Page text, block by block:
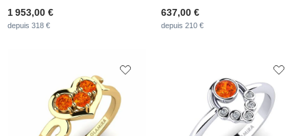
1 953,00 €
depuis 318 €
637,00 €
depuis 210 €